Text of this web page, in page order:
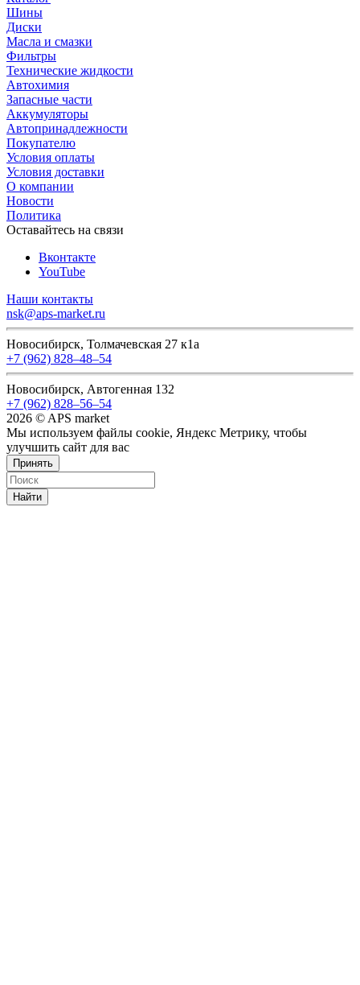
Шины
Диски
Масла и смазки
Фильтры
Технические жидкости
Автохимия
Запасные части
Аккумуляторы
Автопринадлежности
Покупателю
Условия оплаты
Условия доставки
О компании
Новости
Политика
Оставайтесь на связи
Вконтакте
YouTube
Наши контакты
nsk@aps-market.ru
Новосибирск, Толмачевская 27 к1а
+7 (962) 828‒48‒54
Новосибирск, Автогенная 132
+7 (962) 828‒56‒54
2026 © APS market
Мы используем файлы cookie, Яндекс Метрику, чтобы
улучшить сайт для вас
Принять
Найти